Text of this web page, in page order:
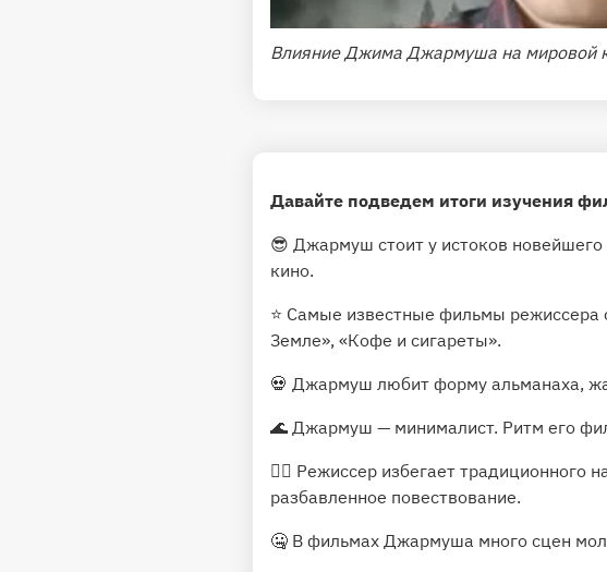
Влияние Джима Джармуша на мировой
Давайте подведем итоги изучения
😎 Джармуш стоит у истоков
кино.
⭐️ Самые известные фильмы режиссера
Земле», «Кофе и сигареты».
💀 Джармуш любит форму альманаха,
🌊 Джармуш — минималист. Ритм его
🧘‍♂️ Режиссер избегает традиционного
разбавленное повествование.
🤐 В фильмах Джармуша много сцен